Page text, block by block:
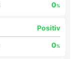
0%
Positiv
0%